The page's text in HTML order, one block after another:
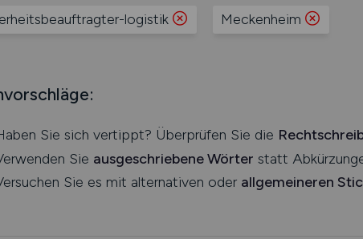
logistik
Meckenheim
Sie sich vertippt? Überprüfen Sie die
Sie ausgeschriebene Wörter statt
Sie es mit alternativen oder allgemeineren